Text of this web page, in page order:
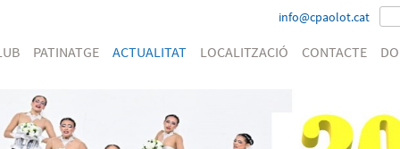
info@cpaolot.cat
PATINATGE ACTUALITAT LOCALITZACIÓ CONTACTE